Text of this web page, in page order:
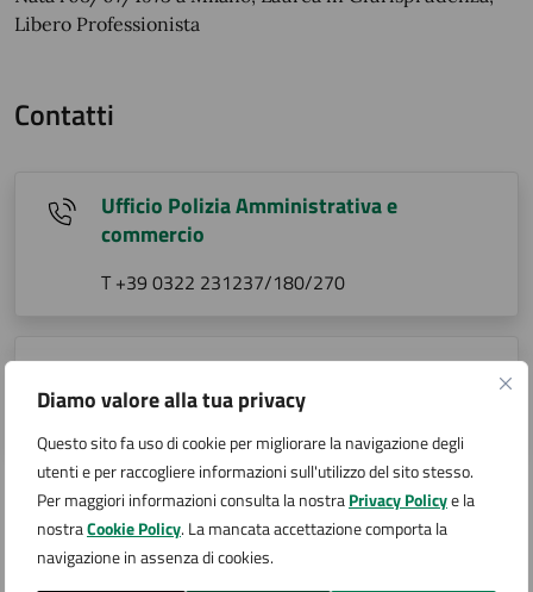
Diamo valore alla tua privacy
Questo sito fa uso di cookie per migliorare la navigazione degli
utenti e per raccogliere informazioni sull'utilizzo del sito stesso.
Per maggiori informazioni consulta la nostraPrivacy Policye la
nostraCookie Policy. La mancata accettazione comporta la
navigazione in assenza di cookies.
Libero Professionista
Contatti
Ufficio Polizia Amministrativa e
commercio
T +39 0322 231237/180/270
Ufficio Urbanistica telefono
T +39 0322 231226/224
Curriculum vitae